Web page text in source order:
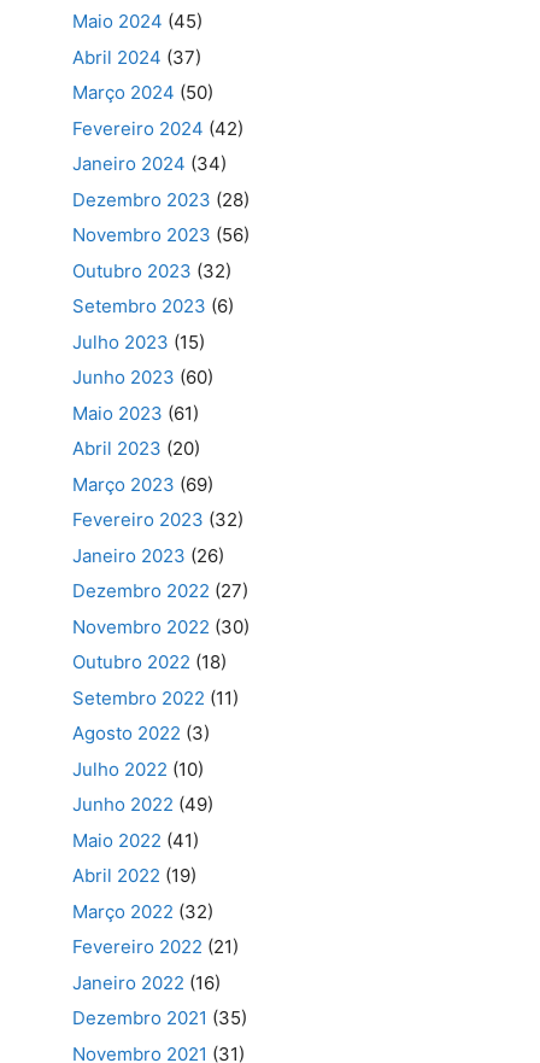
Maio 2024 (45)
Abril 2024 (37)
Março 2024 (50)
Fevereiro 2024 (42)
Janeiro 2024 (34)
Dezembro 2023 (28)
Novembro 2023 (56)
Outubro 2023 (32)
Setembro 2023 (6)
Julho 2023 (15)
Junho 2023 (60)
Maio 2023 (61)
Abril 2023 (20)
Março 2023 (69)
Fevereiro 2023 (32)
Janeiro 2023 (26)
Dezembro 2022 (27)
Novembro 2022 (30)
Outubro 2022 (18)
Setembro 2022 (11)
Agosto 2022 (3)
Julho 2022 (10)
Junho 2022 (49)
Maio 2022 (41)
Abril 2022 (19)
Março 2022 (32)
Fevereiro 2022 (21)
Janeiro 2022 (16)
Dezembro 2021 (35)
Novembro 2021 (31)